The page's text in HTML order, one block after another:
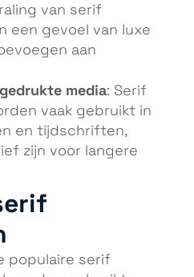
van serif
een gevoel van luxe
aan
media: Serif
vaak gebruikt in
en tijdschriften,
zijn voor langere
populaire serif